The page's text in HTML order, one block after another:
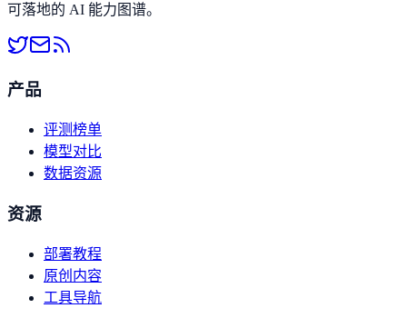
可落地的 AI 能力图谱。
产品
评测榜单
模型对比
数据资源
资源
部署教程
原创内容
工具导航